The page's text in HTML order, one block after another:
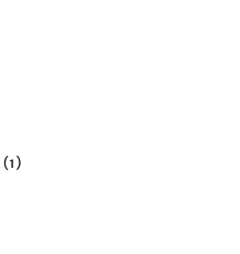
(1)